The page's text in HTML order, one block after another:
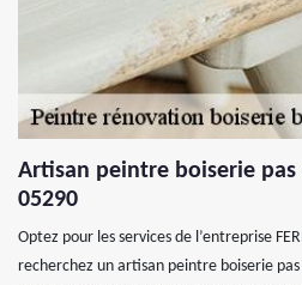
Artisan peintre boiserie pas
05290
Optez pour les services de l’entreprise
recherchez un artisan peintre boiserie